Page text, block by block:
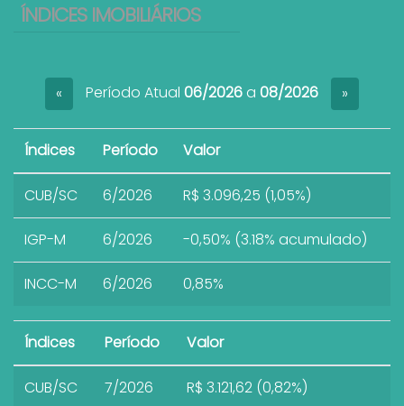
ÍNDICES IMOBILIÁRIOS
« Período Atual 06/2026a 08/2026 »
Índices Período Valor
CUB/SC 6/2026 R$ 3.096,25 (1,05%)
IGP-M 6/2026 -0,50% (3.18% acumulado)
INCC-M 6/2026 0,85%
Índices Período Valor
CUB/SC 7/2026 R$ 3.121,62 (0,82%)